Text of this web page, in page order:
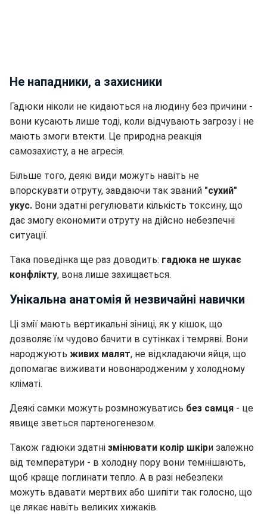
Не нападники, а захисники
Гадюки ніколи не кидаються на людину без причини -
вони кусають лише тоді, коли відчувають загрозу і не
мають змоги втекти. Це природна реакція
самозахисту, а не агресія.
Більше того, деякі види можуть навіть не
впорскувати отруту, завдаючи так званий "сухий"
укус. Вони здатні регулювати кількість токсину, що
дає змогу економити отруту на дійсно небезпечні
ситуації.
Така поведінка ще раз доводить: гадюка не шукає
конфлікту, вона лише захищається.
Унікальна анатомія й незвичайні навички
Ці змії мають вертикальні зіниці, як у кішок, що
дозволяє їм чудово бачити в сутінках і темряві. Вони
народжують живих малят, не відкладаючи яйця, що
допомагає виживати новонародженим у холодному
кліматі.
Деякі самки можуть розмножуватись без самця - це
явище зветься партеногенезом.
Також гадюки здатні змінювати колір шкіри залежно
від температури - в холодну пору вони темнішають,
щоб краще поглинати тепло. А в разі небезпеки
можуть вдавати мертвих або шипіти так голосно, що
це лякає навіть великих хижаків.